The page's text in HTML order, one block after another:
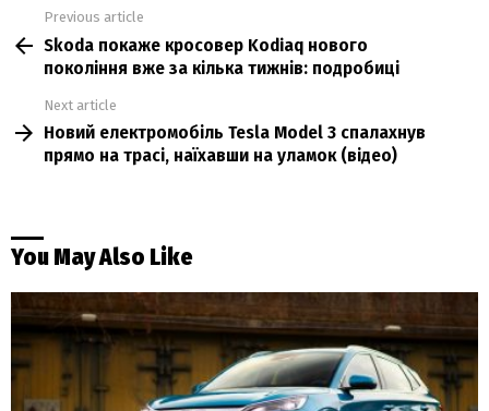
more
Previous article
Skoda покаже кросовер Kodiaq нового
покоління вже за кілька тижнів: подробиці
Next article
Новий електромобіль Tesla Model 3 спалахнув
прямо на трасі, наїхавши на уламок (відео)
You May Also Like